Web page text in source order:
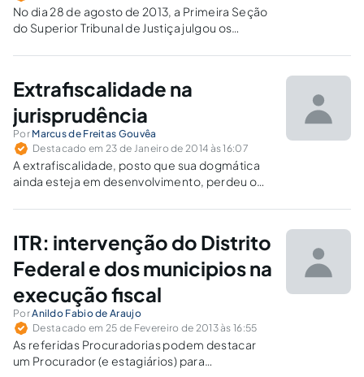
No dia 28 de agosto de 2013, a Primeira Seção
do Superior Tribunal de Justiça julgou os
autos do Recurso Especial nº. 1.027.051
necessidade de prévia averbação da Reserva
Legal.
Extrafiscalidade na
jurisprudência
Por Marcus de Freitas Gouvêa
Destacado em 23 de Janeiro de 2014 às 16:07
A extrafiscalidade, posto que sua dogmática
ainda esteja em desenvolvimento, perdeu o
e passou a ser parte integrante e destacada
ITR: intervenção do Distrito
Federal e dos municipios na
execução fiscal
PorAnildo Fabio de Araujo
Destacado em 25 de Fevereiro de 2013 às 16:55
As referidas Procuradorias podem destacar
um Procurador (e estagiários) para